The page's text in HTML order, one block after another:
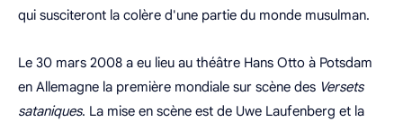
qui susciteront la colère d'une partie du monde musulman.
Le 30 mars 2008 a eu lieu au théâtre Hans Otto à Potsdam
en Allemagne la première mondiale sur scène des Versets
sataniques. La mise en scène est de Uwe Laufenberg et la